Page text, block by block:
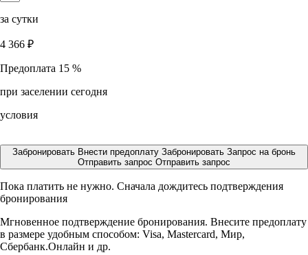
за сутки
4 366 ₽
Предоплата 15 %
при заселении сегодня
условия
Забронировать Внести предоплату Забронировать Запрос на бронь
Отправить запрос Отправить запрос
Пока платить не нужно. Сначала дождитесь подтверждения
бронирования
Мгновенное подтверждение бронирования. Внесите предоплату
в размере удобным способом: Visa, Mastercard, Мир,
Сбербанк.Онлайн и др.